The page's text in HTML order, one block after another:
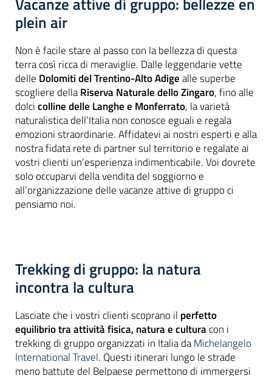
plein air
Non è facile stare al passo con la bellezza di questa
terra così ricca di meraviglie. Dalle leggendarie vette
delle Dolomiti del Trentino-Alto Adigealle superbe
scogliere dellaRiserva Naturale dello Zingaro, fino alle
dolcicolline delle Langhe e Monferrato, la varietà
naturalistica dell’Italia non conosce eguali e regala
emozioni straordinarie. Affidatevi ai nostri esperti e alla
nostra fidata rete di partner sul territorio e regalate ai
vostri clienti un’esperienza indimenticabile. Voi dovrete
solo occuparvi della vendita del soggiorno e
all’organizzazione delle vacanze attive di gruppo ci
pensiamo noi.
Trekking di gruppo: la natura
incontra la cultura
Lasciate che i vostri clienti scoprano il perfetto
equilibrio tra attività fisica, natura e culturacon i
trekking di gruppo organizzati in Italia daMichelangelo
International Travel. Questi itinerari lungo le strade
meno battute del Belpaese permettono di immergersi